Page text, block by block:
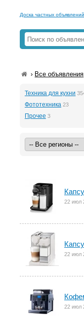
Доска частных объявлений
› Все объявления
Техника для кухни
Фототехника 23
Прочее 3
22 июл
22 июл
22 июл